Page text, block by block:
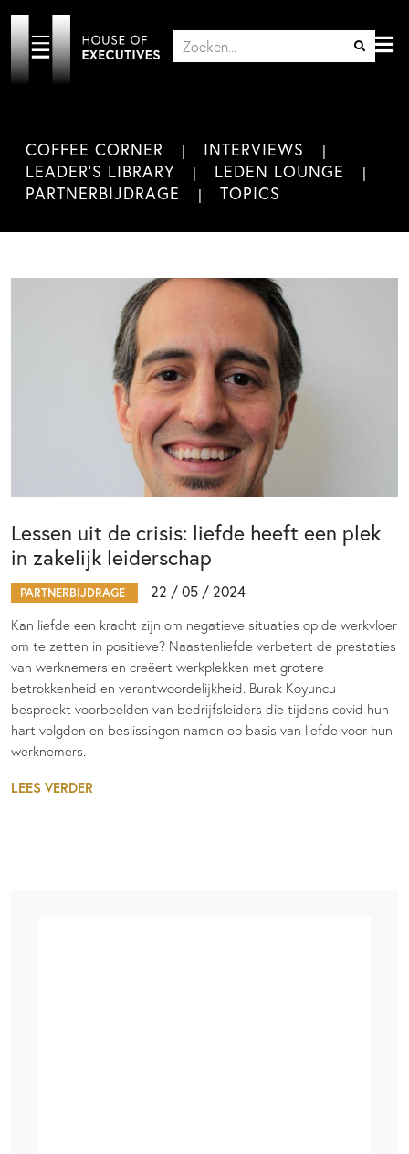
COFFEE CORNER
INTERVIEWS
LEADER'S LIBRARY
LEDEN LOUNGE
PARTNERBIJDRAGE
TOPICS
Lessen uit de crisis: liefde heeft een plek
in zakelijk leiderschap
PARTNERBIJDRAGE 22 / 05 / 2024
Kan liefde een kracht zijn om negatieve situaties op de werkvloer
om te zetten in positieve? Naastenliefde verbetert de prestaties
van werknemers en creëert werkplekken met grotere
betrokkenheid en verantwoordelijkheid. Burak Koyuncu
bespreekt voorbeelden van bedrijfsleiders die tijdens covid hun
hart volgden en beslissingen namen op basis van liefde voor hun
werknemers.
LEES VERDER